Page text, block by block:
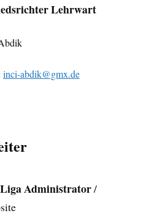
Lehrwart
inci-abdik@gmx.de
Administrator/